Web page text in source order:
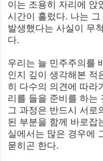
이는 조용히 자리에 앉
시간이 흘렀다. 나는
발생했다는 사실이 무
다.
우리는 늘 민주주의를
인지 깊이 생각해본 적
히 다수의 의견에 따라
리를 들을 준비를 하는
그 과정은 반드시 서로
된 부분을 함께 바로잡
실에서는 많은 경우에
묻히곤 한다.